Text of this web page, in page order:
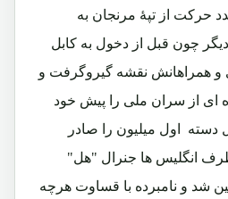
حرکت از تپۀ مرنجان به
چون قبل از دخول به کابل
و همراهانش نقشه گیروگرفت و
ای از سران ملی را پیش خود
دسته اول میلیون را صادر
انگلیس ها جنرال "هل"
شد و نامبرده با قساوت هرچه